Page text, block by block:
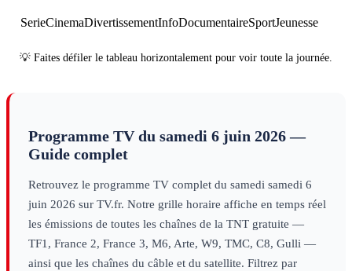
SerieCinemaDivertissementInfoDocumentaireSportJeunesse
💡 Faites défiler le tableau horizontalement pour voir toute la journée.
Programme TV du samedi 6 juin 2026—
Guide complet
Retrouvez le programme TV complet du samedi samedi 6
juin 2026 sur TV.fr. Notre grille horaire affiche en temps réel
les émissions de toutes les chaînes de la TNT gratuite —
TF1, France 2, France 3, M6, Arte, W9, TMC, C8, Gulli —
ainsi que les chaînes du câble et du satellite. Filtrez par